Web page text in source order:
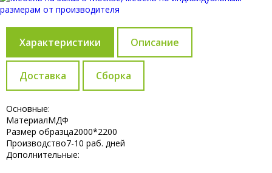
Характеристики Описание
Доставка Сборка
Основные:
МатериалМДФ
Размер образца2000*2200
Производство7-10 раб. дней
Дополнительные: